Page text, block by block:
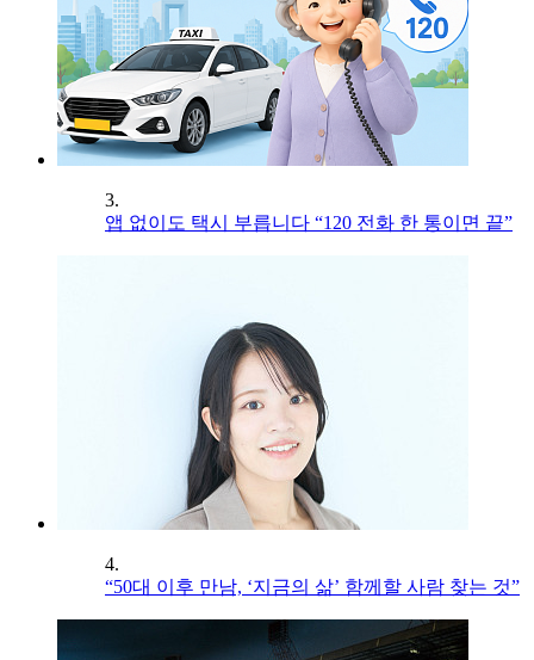
3.
앱 없이도 택시 부릅니다 “120 전화 한 통이면 끝”
4.
“50대 이후 만남, ‘지금의 삶’ 함께할 사람 찾는 것”